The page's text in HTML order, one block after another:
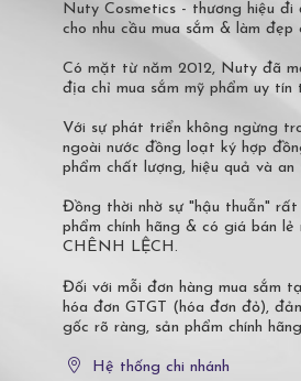
Nuty Cosmetics - thương hiệu đi
cho nhu cầu mua sắm & làm
Có mặt từ năm 2012, Nuty đã
địa chỉ mua sắm mỹ phẩm uy tín
Với sự phát triển không ngừng
ngoài nước đồng loạt ký hợp
phẩm chất lượng, hiệu quả và
Đồng thời nhờ sự "hậu thuẫn"
phẩm chính hãng & có giá bán
CHÊNH LỆCH.
Đối với mỗi đơn hàng mua sắm
hóa đơn GTGT (hóa đơn đỏ),
gốc rõ ràng, sản phẩm chính
Hệ thống chi nhánh